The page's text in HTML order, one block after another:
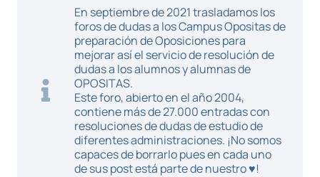
En septiembre de 2021 trasladamos los
foros de dudas a los Campus Opositas de
preparación de Oposiciones para
mejorar así el servicio de resolución de
dudas a los alumnos y alumnas de
OPOSITAS.
Este foro, abierto en el año 2004,
contiene más de 27.000 entradas con
resoluciones de dudas de estudio de
diferentes administraciones. ¡No somos
capaces de borrarlo pues en cada uno
de sus post está parte de nuestro ♥!